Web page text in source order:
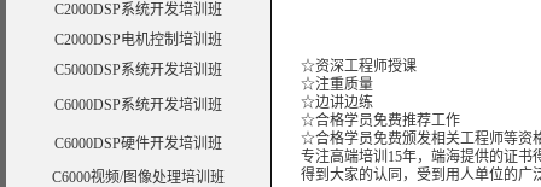
C2000DSP系统开发培训班
C2000DSP电机控制培训班
C5000DSP系统开发培训班
C6000DSP系统开发培训班
C6000DSP硬件开发培训班
C6000视频/图像处理培训班
☆资深工程师授课
☆注重质量
☆边讲边练
☆合格学员免费推荐工作
☆合格学员免费颁发相关工程师等资
专注高端培训15年，端海提供的证书
得到大家的认同，受到用人单位的广